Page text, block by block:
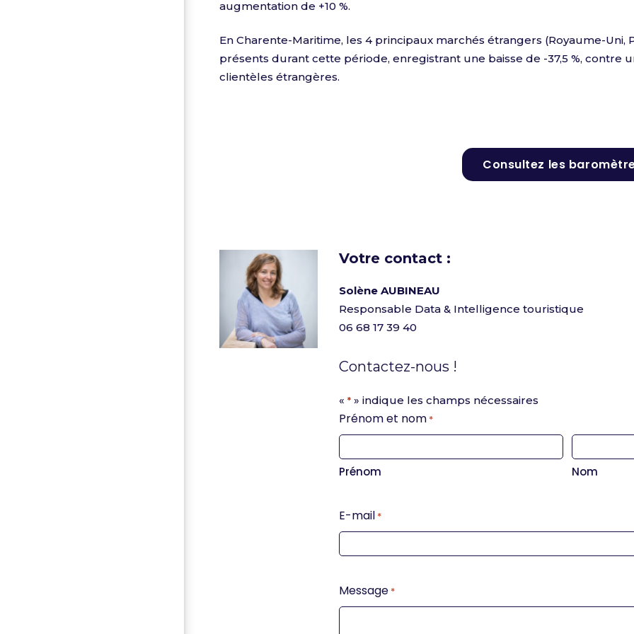
augmentation de +10 %.
En Charente-Maritime, les 4 principaux marchés étrangers (Royaume-
présents durant cette période, enregistrant une baisse de -37,5 %, contre
clientèles étrangères.
Consultez les
Votre contact :
Solène AUBINEAU
Responsable Data & Intelligence touristique
06 68 17 39 40
Contactez-nous !
« * » indique les champs nécessaires
Prénom et nom *
Prénom Nom
E-mail *
Message *